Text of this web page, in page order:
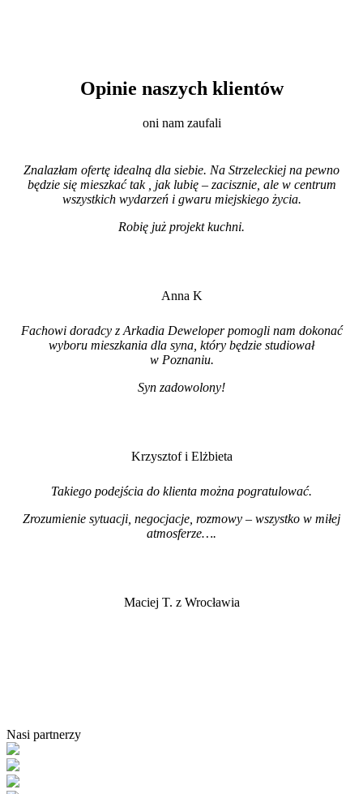
Opinie naszych klientów
oni nam zaufali
Znalazłam ofertę idealną dla siebie. Na Strzeleckiej na pewno
będzie się mieszkać tak , jak lubię – zacisznie, ale w centrum
wszystkich wydarzeń i gwaru miejskiego życia.
Robię już projekt kuchni.
Anna K
Fachowi doradcy z Arkadia Deweloper pomogli nam dokonać
wyboru mieszkania dla syna, który będzie studiował
w Poznaniu.
Syn zadowolony!
Krzysztof i Elżbieta
Takiego podejścia do klienta można pogratulować.
Zrozumienie sytuacji, negocjacje, rozmowy – wszystko w miłej
atmosferze….
Maciej T. z Wrocławia
Nasi partnerzy